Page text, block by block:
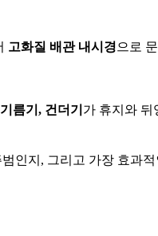
고화질 배관 내시경으로
름기, 건더기 가 휴지와 뒤
인지, 그리고 가장 효과